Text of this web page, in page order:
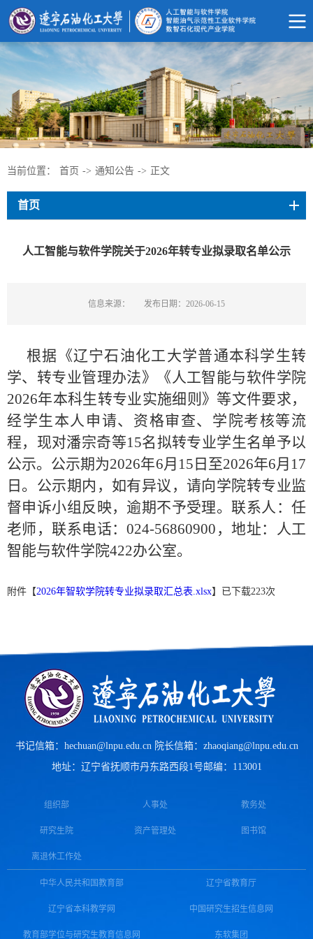
当前位置： 首页 -> 通知公告 -> 正文
首页
人工智能与软件学院关于2026年转专业拟录取名单公示
信息来源： 发布日期：2026-06-15
根据《辽宁石油化工大学普通本科学生转
学、转专业管理办法》《人工智能与软件学院
2026年本科生转专业实施细则》等文件要求，
经学生本人申请、资格审查、学院考核等流
程，现对潘宗奇等15名拟转专业学生名单予以
公示。公示期为2026年6月15日至2026年6月17
日。公示期内，如有异议，请向学院转专业监
督申诉小组反映，逾期不予受理。联系人：任
老师，联系电话：024-56860900，地址：人工
智能与软件学院422办公室。
附件【2026年智软学院转专业拟录取汇总表.xlsx】已下载223次
书记信箱：hechuan@lnpu.edu.cn 院长信箱：zhaoqiang@lnpu.edu.cn
地址：辽宁省抚顺市丹东路西段1号 邮编：113001
组织部 人事处 教务处
研究生院 资产管理处 图书馆
离退休工作处
中华人民共和国教育部 辽宁省教育厅
辽宁省本科教学网 中国研究生招生信息网
教育部学位与研究生教育信息网 东软集团